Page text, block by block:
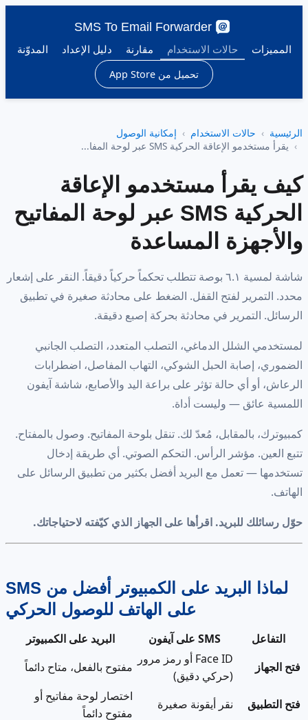
SMS To Email Forwarder
المميزات
حالات الاستخدام مقارنة دليل الإعداد المدوّنة
تحميل من App Store
الرئيسية حالات الاستخدام
إمكانية الوصول
يقرأ مستخدمو الإعاقة الحركية SMS عبر لوحة المفا...
كيف يقرأ مستخدمو الإعاقة
الحركية SMS عبر لوحة المفاتيح
والأجهزة المساعدة
شاشة لمسية ٦.١ بوصة تتطلب تحكماً حركياً دقيقاً. النقر على إشعار
محدد. التمرير لفتح القفل. الضغط على محادثة صغيرة في تطبيق
الرسائل. التمرير في محادثة بحركة إصبع دقيقة.
لمستخدمي الشلل الدماغي، التصلب المتعدد، التصلب الجانبي
الضموري، إصابة الحبل الشوكي، التهاب المفاصل، اضطرابات
الرعاش، أو أي حالة تؤثر على براعة اليد والأصابع، شاشة آيفون
اللمسية عائق — وليست أداة.
كمبيوترك، بالمقابل، مُعدّ لك. تنقل بلوحة المفاتيح. وصول بالمفتاح.
تتبع العين. مؤشر الرأس. التحكم الصوتي. أي طريقة إدخال
تستخدمها — تعمل مع البريد أفضل بكثير من تطبيق الرسائل على
الهاتف.
حوّل رسائلك للبريد. اقرأها على الجهاز الذي كيّفته لاحتياجاتك.
لماذا البريد على الكمبيوتر أفضل من SMS
على الهاتف للوصول الحركي
التفاعل SMS على آيفون
البريد على الكمبيوتر
فتح الجهاز
Face ID أو رمز مرور
(حركي دقيق)
مفتوح بالفعل، متاح دائماً
فتح التطبيق نقر أيقونة صغيرة
اختصار لوحة مفاتيح أو
مفتوح دائماً